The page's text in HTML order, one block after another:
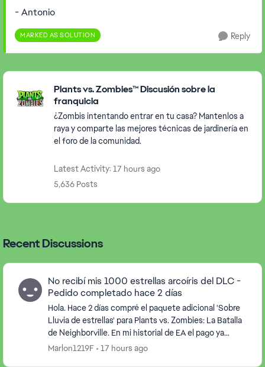
- Antonio
MARKED AS SOLUTION Reply
Featured Places
Plants vs. Zombies™ Discusión sobre la
franquicia
¿Zombis intentando entrar en tu casa? Mantenlos a
raya y comparte las mejores técnicas de jardinería en
el foro de la comunidad.
Latest Activity: 17 hours ago
5,636 Posts
Recent Discussions
No recibí mis 1000 estrellas arcoíris del DLC -
Pedido completado hace 2 días
Hola. Hace 2 días compré el paquete adicional 'Sobre
Lluvia de estrellas' para Plants vs. Zombies: La Batalla
de Neighborville. En mi historial de EA el pago ya
figura como 'Completado' bajo el númer...
Marlon1219F 17 hours ago